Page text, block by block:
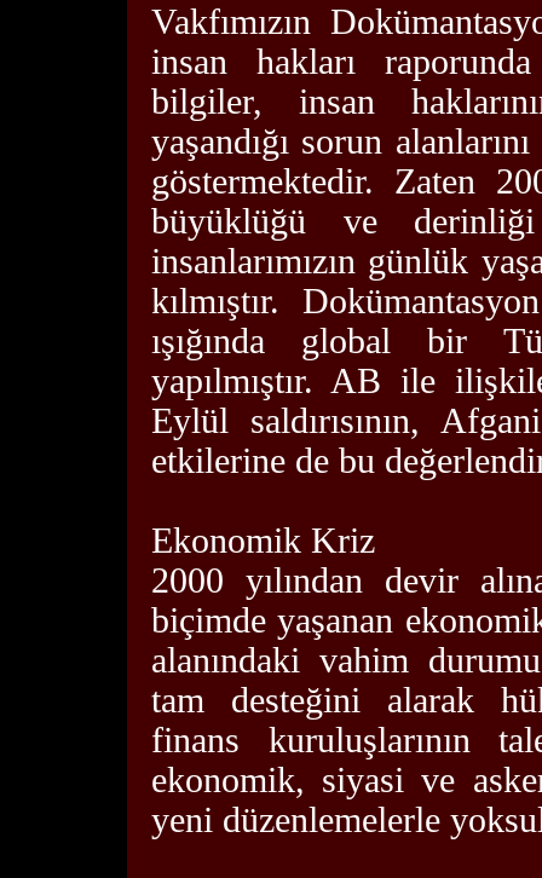
Vakfımızın
insan hakları
bilgiler, insan
yaşandığı sorun
göstermektedir. Zaten
büyüklüğü ve
insanlarımızın günlük
kılmıştır.
ışığında global bir
yapılmıştır. AB ile
Eylül saldırısının,
etkilerine de bu
Ekonomik Kriz
2000 yılından devir
biçimde yaşanan
alanındaki vahim
tam desteğini alarak
finans kuruluşlarının
ekonomik, siyasi ve
yeni düzenlemelerle